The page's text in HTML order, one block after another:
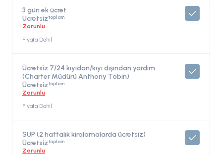
3 gün ek ücret
Ücretsiztoplam
Zorunlu
Fiyata Dahil
Ücretsiz 7/24 kıyıdan/kıyı dışından yardım
(Charter Müdürü Anthony Tobin)
Ücretsiztoplam
Zorunlu
Fiyata Dahil
SUP (2 haftalık kiralamalarda ücretsiz)
Ücretsiztoplam
Zorunlu